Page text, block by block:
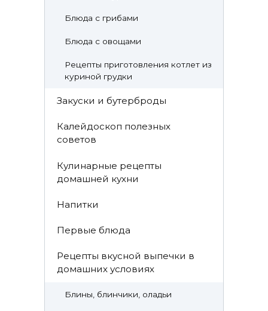
Блюда с грибами
Блюда с овощами
Рецепты приготовления котлет из
куриной грудки
Закуски и бутерброды
Калейдоскоп полезных
советов
Кулинарные рецепты
домашней кухни
Напитки
Первые блюда
Рецепты вкусной выпечки в
домашних условиях
Блины, блинчики, оладьи